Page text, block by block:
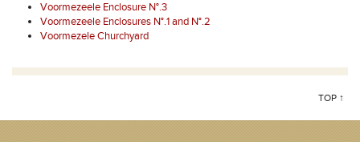
Voormezeele Enclosure N°.3
Voormezeele Enclosures N°.1 and N°.2
Voormezele Churchyard
TOP ↑